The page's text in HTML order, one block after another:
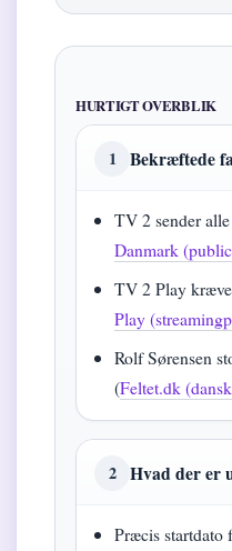
HURTIGT OVERBLIK
1 Bekræftede
TV 2 sender
Danmark
TV 2 Play
Play
Rolf Sørensen
(Feltet.dk
2 Hvad der er
Præcis startdato